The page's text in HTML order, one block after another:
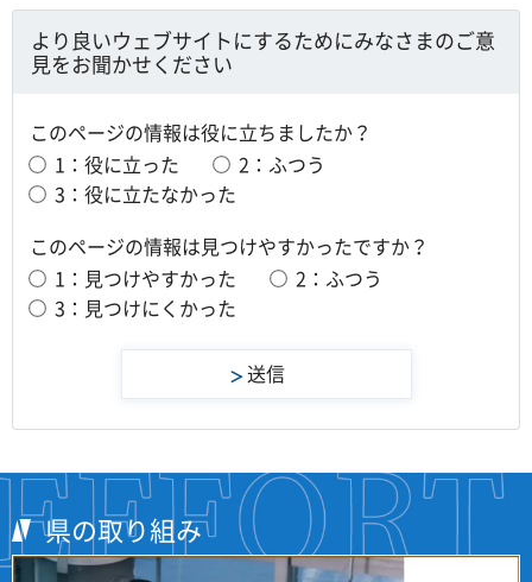
より良いウェブサイトにするためにみなさまのご意
見をお聞かせください
このページの情報は役に立ちましたか？
1：役に立った
2：ふつう
3：役に立たなかった
このページの情報は見つけやすかったですか？
1：見つけやすかった
2：ふつう
3：見つけにくかった
県の取り組み